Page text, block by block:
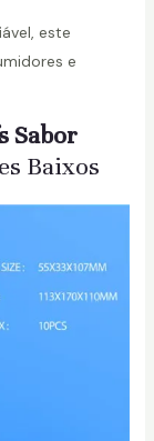
este
e
Sabor
Baixos